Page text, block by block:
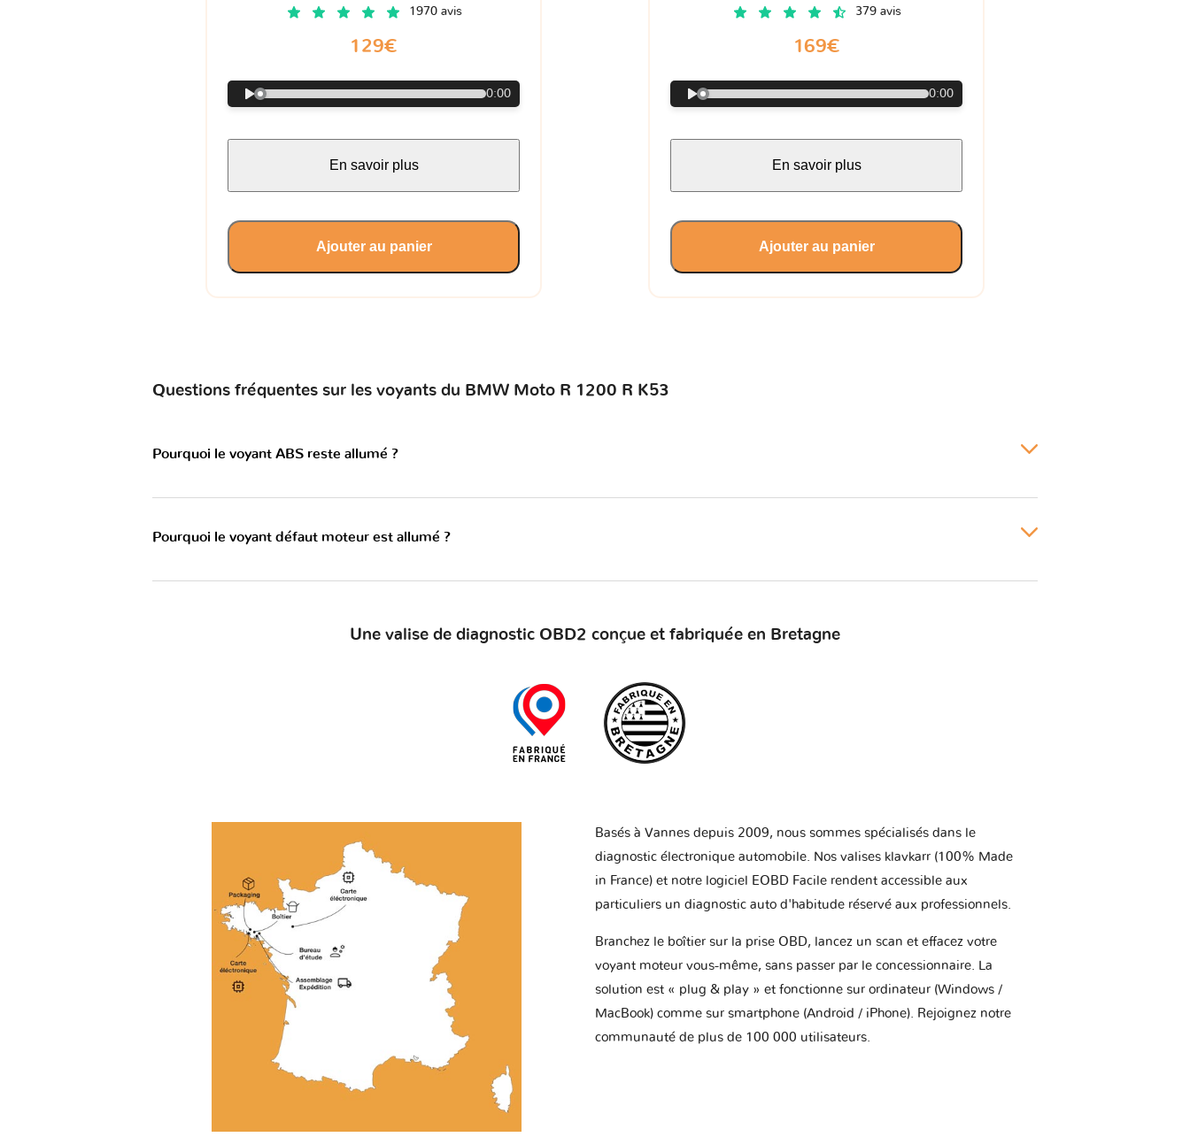
1970 avis
129€
0:00
En savoir plus
Ajouter au panier
379 avis
169€
0:00
En savoir plus
Ajouter au panier
Questions fréquentes sur les voyants du BMW Moto R 1200 R K53
Pourquoi le voyant ABS reste allumé ?
Pourquoi le voyant défaut moteur est allumé ?
Une valise de diagnostic OBD2 conçue et fabriquée en Bretagne
Basés à Vannes depuis 2009, nous sommes spécialisés dans le
diagnostic électronique automobile. Nos valises klavkarr (100% Made
in France) et notre logiciel EOBD Facile rendent accessible aux
particuliers un diagnostic auto d'habitude réservé aux professionnels.
Branchez le boîtier sur la prise OBD, lancez un scan et effacez votre
voyant moteur vous-même, sans passer par le concessionnaire. La
solution est « plug & play » et fonctionne sur ordinateur (Windows /
MacBook) comme sur smartphone (Android / iPhone). Rejoignez notre
communauté de plus de 100 000 utilisateurs.